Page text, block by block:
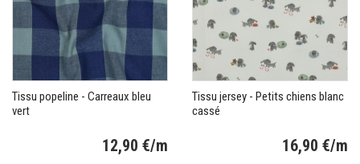
Tissu popeline - Carreaux bleu
vert
12,90 €/m
Tissu jersey - Petits chiens blanc
cassé
16,90 €/m